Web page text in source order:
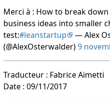
Merci à : How to break
business ideas into smaller
test:#leanstartup
— Alex
(@AlexOsterwalder)9
Traducteur : Fabrice Aimetti
Date : 09/11/2017